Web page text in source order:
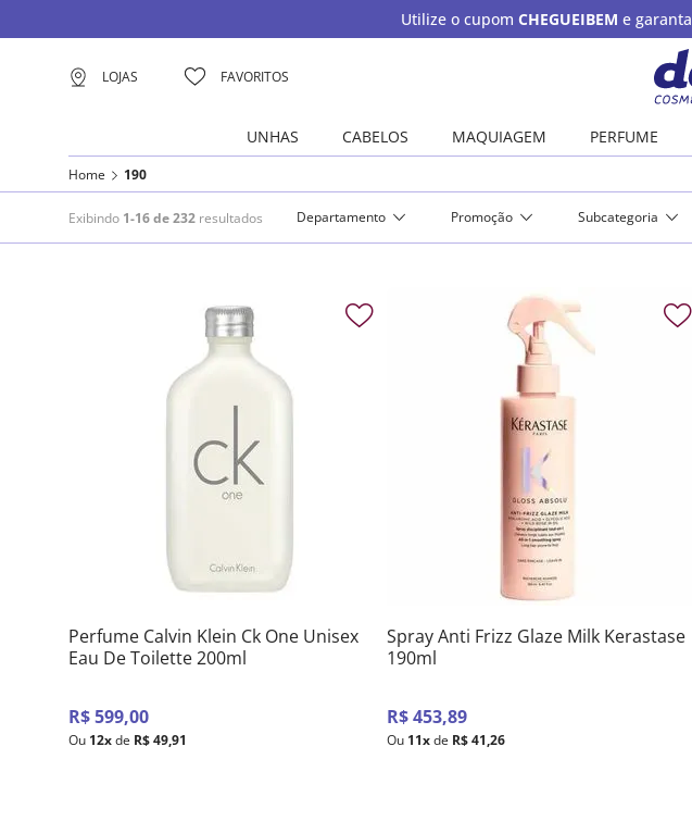
Utilize o cupom CHEGUEIBEM e garanta
LOJAS FAVORITOS
UNHAS CABELOS MAQUIAGEM PERFUME
Home 190
Exibindo 1-16 de 232 resultados Departamento Promoção Subcategoria
Perfume Calvin Klein Ck One Unisex
Eau De Toilette 200ml
R$599,00
Ou 12xde R$49,91
Spray Anti Frizz Glaze Milk Kerastase
190ml
R$453,89
Ou 11xde R$41,26